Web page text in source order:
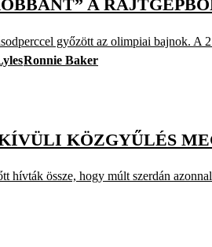
A
győzött az olimpiai bajnok. A
Ronnie Baker
KÖZGYŰLÉS
hívták össze, hogy múlt szerdán